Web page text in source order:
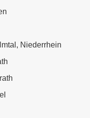
Niederrhein